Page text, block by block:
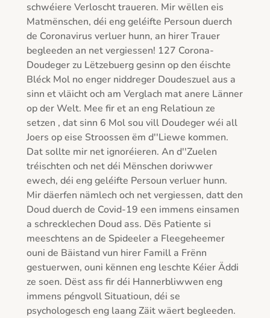
schwéiere Verloscht traueren. Mir wëllen eis
Matmënschen, déi eng geléifte Persoun duerch
de Coronavirus verluer hunn, an hirer Trauer
begleeden an net vergiessen! 127 Corona-
Doudeger zu Lëtzebuerg gesinn op den éischte
Bléck Mol no enger niddreger Doudeszuel aus a
sinn et vläicht och am Verglach mat anere Länner
op der Welt. Mee fir et an eng Relatioun ze
setzen , dat sinn 6 Mol sou vill Doudeger wéi all
Joers op eise Stroossen ëm d''Liewe kommen.
Dat sollte mir net ignoréieren. An d''Zuelen
tréischten och net déi Mënschen doriwwer
ewech, déi eng geléifte Persoun verluer hunn.
Mir däerfen nämlech och net vergiessen, datt den
Doud duerch de Covid-19 een immens einsamen
a schrecklechen Doud ass. Dës Patiente si
meeschtens an de Spideeler a Fleegeheemer
ouni de Bäistand vun hirer Famill a Frënn
gestuerwen, ouni kënnen eng leschte Kéier Äddi
ze soen. Dëst ass fir déi Hannerbliwwen eng
immens péngvoll Situatioun, déi se
psychologesch eng laang Zäit wäert begleeden.